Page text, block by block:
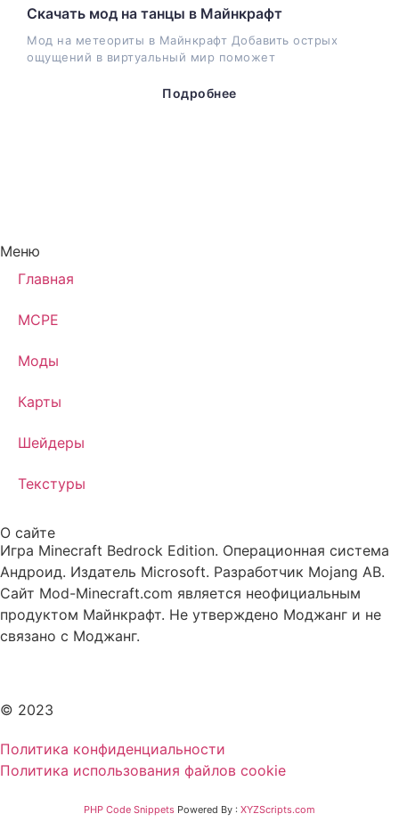
Скачать мод на танцы в Майнкрафт
Мод на метеориты в Майнкрафт Добавить острых
ощущений в виртуальный мир поможет
Подробнее
Меню
Главная
MCPE
Моды
Карты
Шейдеры
Текстуры
О сайте
Игра Minecraft Bedrock Edition. Операционная система
Андроид. Издатель Microsoft. Разработчик Mojang AB.
Сайт Mod-Minecraft.com является неофициальным
продуктом Майнкрафт. Не утверждено Моджанг и не
связано с Моджанг.
© 2023
Политика конфиденциальности
Политика использования файлов cookie
PHP Code Snippets Powered By : XYZScripts.com